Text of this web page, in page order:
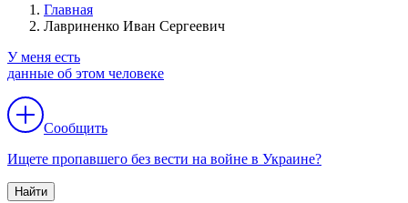
Главная
Лавриненко Иван Сергеевич
У меня есть
данные об этом человеке
Сообщить
Ищете пропавшего без вести на войне в Украине?
Найти